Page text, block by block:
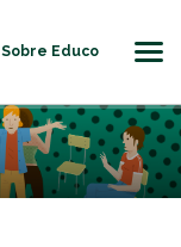
Sobre Educo